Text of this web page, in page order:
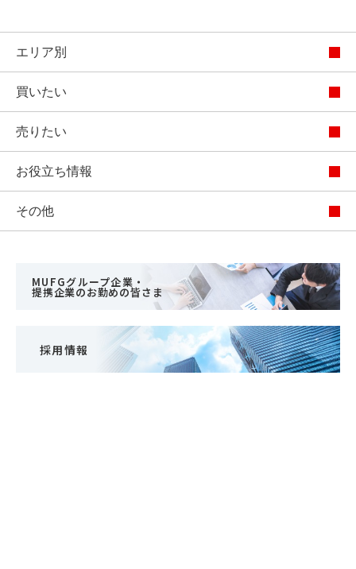
エリア別
買いたい
売りたい
お役立ち情報
その他
MUFGグループ企業・
提携企業のお勤めの皆さま
採用情報